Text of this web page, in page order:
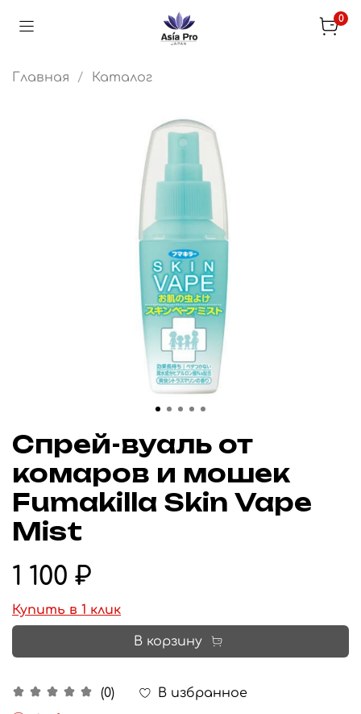
0
Главная Каталог
Cпрей-вуаль от
комаров и мошек
Fumakilla Skin Vape
Mist
(0)
В избранное
1 100 ₽
Купить в 1 клик
В корзину